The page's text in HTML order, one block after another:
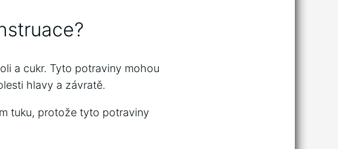
a cukr. Tyto potraviny mohou
hlavy a závratě.
tuku, protože tyto potraviny